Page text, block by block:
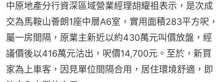
中原地產分行資深區域營業經理胡耀祖表示，是次成
交為馬鞍山薈朗1座中層A6室，實用面積283平方呎，
屬一房間隔，原業主新近以約430萬元叫價放盤，經
議價後以416萬元沽出，呎價14,700元。至於，新買
家為上車客，因見單位間隔合用，居住環境舒適，即